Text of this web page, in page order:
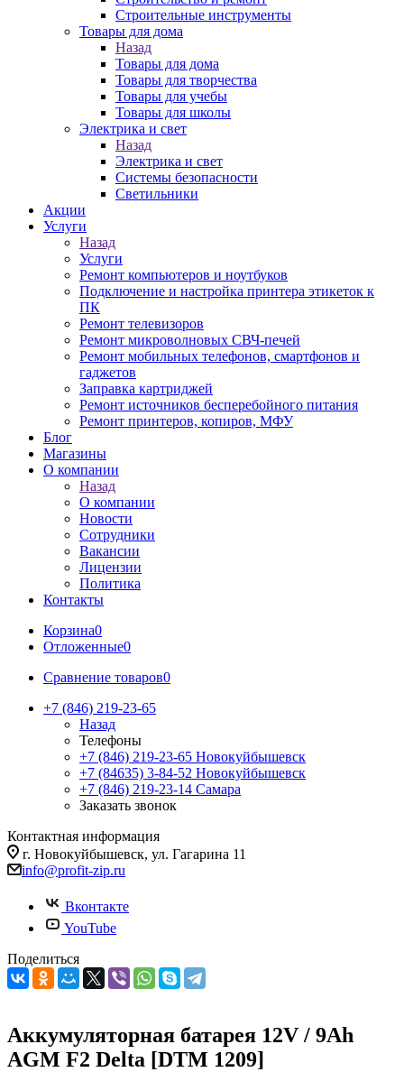
Строительные инструменты
Товары для дома
Назад
Товары для дома
Товары для творчества
Товары для учебы
Товары для школы
Электрика и свет
Назад
Электрика и свет
Системы безопасности
Светильники
Акции
Услуги
Назад
Услуги
Ремонт компьютеров и ноутбуков
Подключение и настройка принтера этикеток к
ПК
Ремонт телевизоров
Ремонт микроволновых СВЧ-печей
Ремонт мобильных телефонов, смартфонов и
гаджетов
Заправка картриджей
Ремонт источников бесперебойного питания
Ремонт принтеров, копиров, МФУ
Блог
Магазины
О компании
Назад
О компании
Новости
Сотрудники
Вакансии
Лицензии
Политика
Контакты
Корзина0
Отложенные0
Сравнение товаров0
+7 (846) 219-23-65
Назад
Телефоны
+7 (846) 219-23-65 Новокуйбышевск
+7 (84635) 3-84-52 Новокуйбышевск
+7 (846) 219-23-14 Самара
Заказать звонок
Контактная информация
г. Новокуйбышевск, ул. Гагарина 11
info@profit-zip.ru
Вконтакте
YouTube
Поделиться
Аккумуляторная батарея 12V / 9Ah
AGM F2 Delta [DTM 1209]